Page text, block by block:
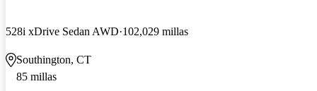
528i xDrive Sedan AWD 102,029 millas
Southington, CT
85 millas